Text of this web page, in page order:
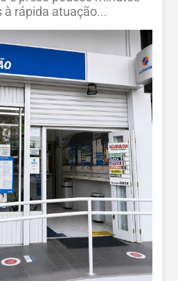
à rápida atuação...